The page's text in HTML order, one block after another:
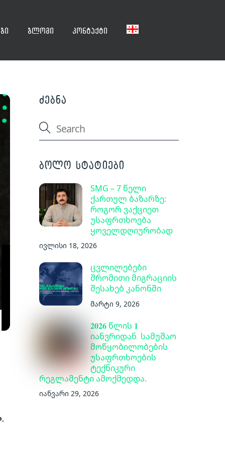
ბლოგი კონტაქტი
-
ძებნა
ბოლო სტატიები
SMG – 7 წელი
ქართულ ბაზარზე:
როგორ ვაქციეთ
უსაფრთხოება
ყოველდღიურობად
ივლისი 18, 2026
ცვლილებები
შრომითი მიგრაციის
შესახებ კანონში
მარტი 9, 2026
𝟐𝟎𝟐𝟔 წლის 𝟏
იანვრიდან სამუშაო
მოწყობილობების
უსაფრთხოების
ტექნიკური
რეგლამენტი ამოქმედდა.
იანვარი 29, 2026